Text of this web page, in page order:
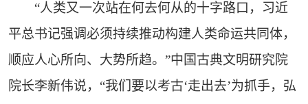
“人类又一次站在何去何从的十字路口，习近
平总书记强调必须持续推动构建人类命运共同体，
顺应人心所向、大势所趋。”中国古典文明研究院
院长李新伟说，“我们要以考古‘走出去’为抓手，弘